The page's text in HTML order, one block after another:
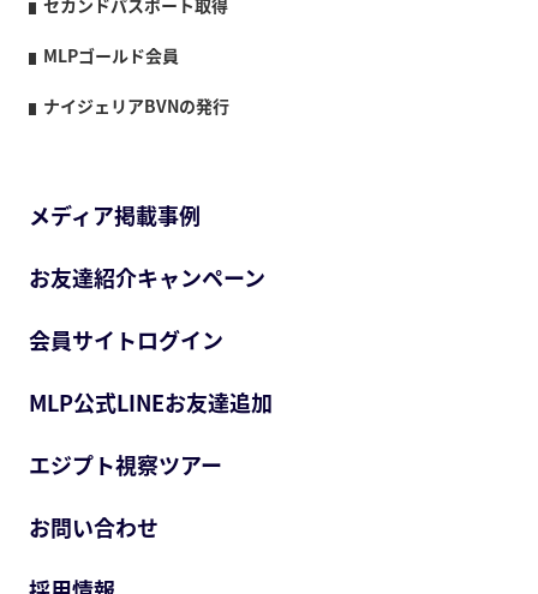
MLPゴールド会員
ナイジェリアBVNの発行
メディア掲載事例
お友達紹介キャンペーン
会員サイトログイン
MLP公式LINEお友達追加
エジプト視察ツアー
お問い合わせ